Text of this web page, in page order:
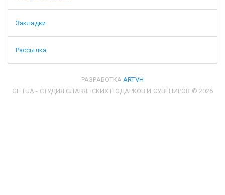
Закладки
Рассылка
РАЗРАБОТКА ARTVH
GIFTUA - СТУДИЯ СЛАВЯНСКИХ ПОДАРКОВ И СУВЕНИРОВ © 2026